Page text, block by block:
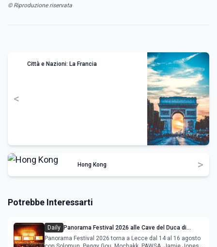
© Riproduzione riservata
<
Città e Nazioni: La Francia
Hong Kong >
Potrebbe Interessarti
Daily Panorama Festival 2026 alle Cave del Duca di
Lecce: lineup e programma
Panorama Festival 2026 torna a Lecce dal 14 al 16 agosto